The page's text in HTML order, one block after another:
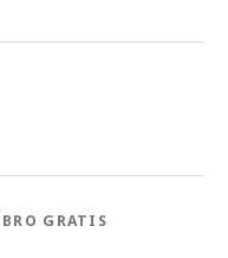
GRATIS